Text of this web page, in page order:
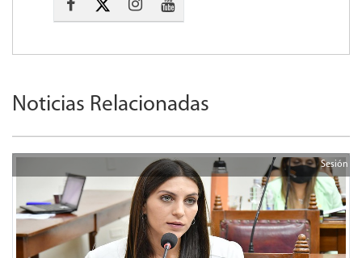
Noticias Relacionadas
Sesión